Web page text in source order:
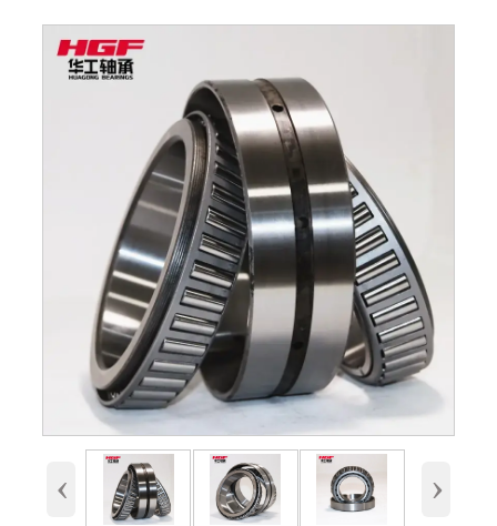
‹ ›
Номер
30214
Внутренний диаметр
70 мм
Наружный диаметр
Высота (B)
26,25 мм.